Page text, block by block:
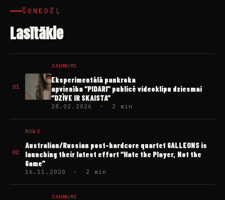
ŠONEDĒĻ
Lasītākie
01
JAUNUMI
Eksperimentālā pankroka
apvienība “PIDARI” publicē videoklipu dziesmai
“DZĪVE IR SKAISTA”
28.02.2026 · 2 min
02
NEWS
Australian/Russian post-hardcore quartet GALLEONS is
launching their latest effort “Hate the Player, Not the
Game”
16.11.2020 · 2 min
JAUNUMI